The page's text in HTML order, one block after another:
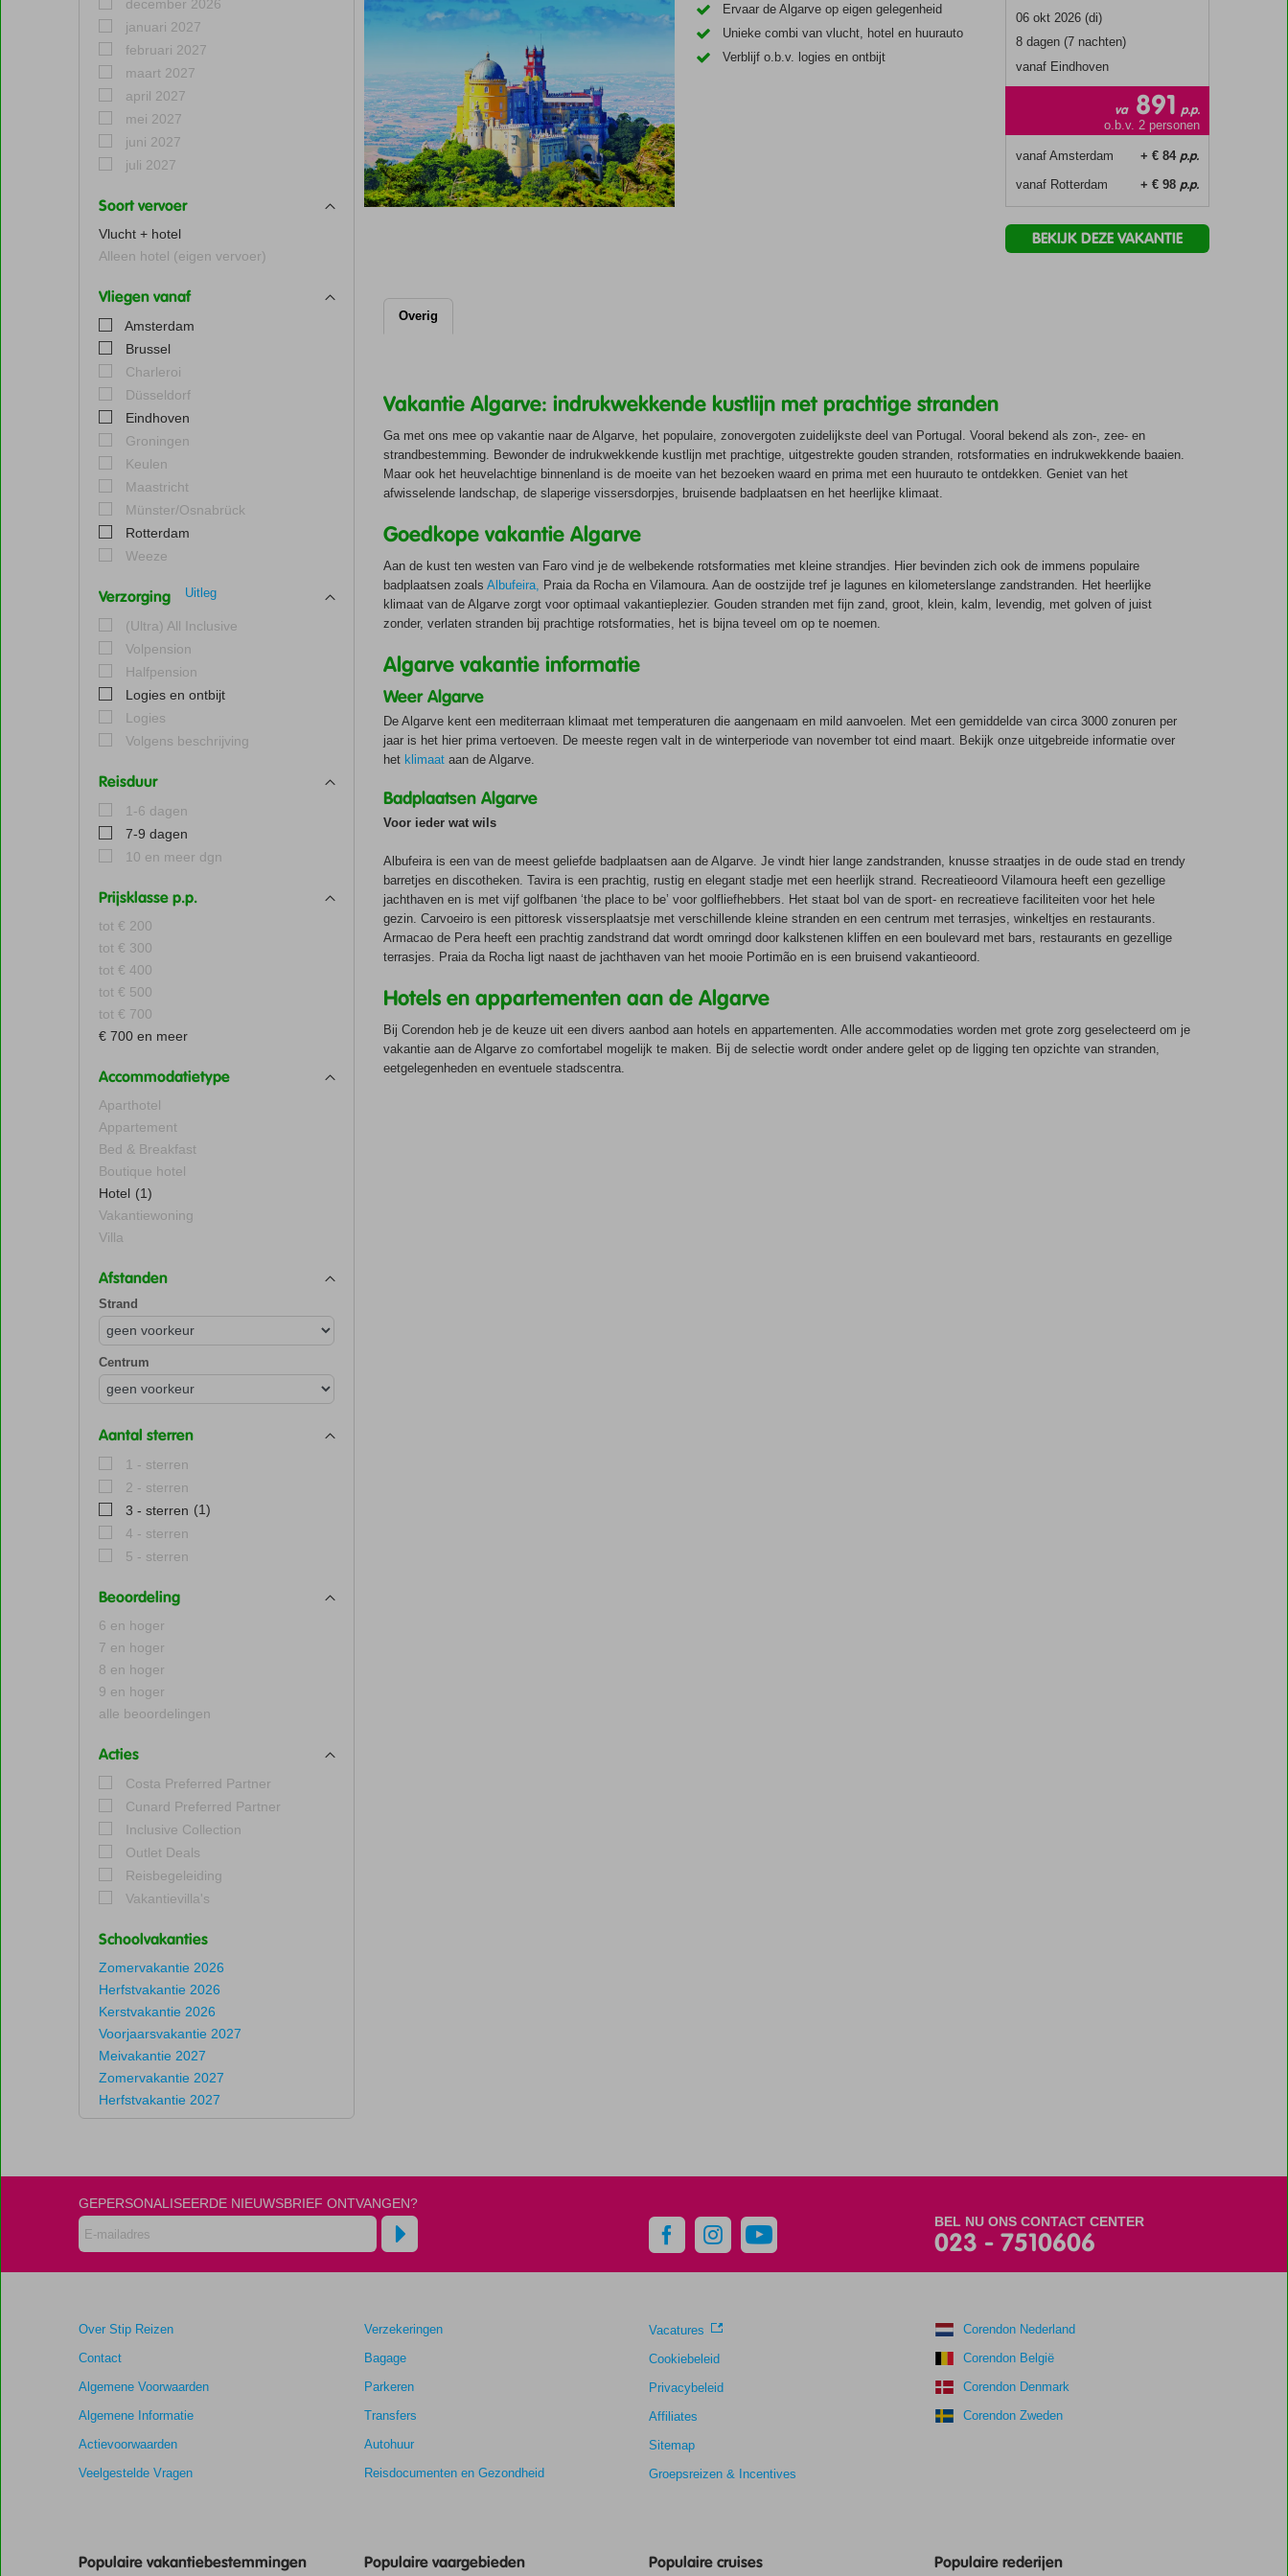
december 2026
januari 2027
februari 2027
maart 2027
april 2027
mei 2027
juni 2027
juli 2027
Soort vervoer
Vlucht + hotel
Alleen hotel (eigen vervoer)
Vliegen vanaf
Amsterdam
Brussel
Charleroi
Düsseldorf
Eindhoven
Groningen
Keulen
Maastricht
Münster/Osnabrück
Rotterdam
Weeze
Verzorging Uitleg
(Ultra) All Inclusive
Volpension
Halfpension
Logies en ontbijt
Logies
Volgens beschrijving
Reisduur
1-6 dagen
7-9 dagen
10 en meer dgn
Prijsklasse p.p.
tot € 200
tot € 300
tot € 400
tot € 500
tot € 700
€ 700 en meer
Accommodatietype
Aparthotel
Appartement
Bed & Breakfast
Boutique hotel
Hotel (1)
Vakantiewoning
Villa
Afstanden
Strand
Centrum
Aantal sterren
1 - sterren
2 - sterren
3 - sterren (1)
4 - sterren
5 - sterren
Beoordeling
6 en hoger
7 en hoger
8 en hoger
9 en hoger
alle beoordelingen
Acties
Costa Preferred Partner
Cunard Preferred Partner
Inclusive Collection
Outlet Deals
Reisbegeleiding
Vakantievilla's
Schoolvakanties
Zomervakantie 2026
Herfstvakantie 2026
Kerstvakantie 2026
Voorjaarsvakantie 2027
Meivakantie 2027
Zomervakantie 2027
Herfstvakantie 2027
Ervaar de Algarve op eigen gelegenheid
Unieke combi van vlucht, hotel en huurauto
Verblijf o.b.v. logies en ontbijt
06 okt 2026 (di)
8 dagen (7 nachten)
vanaf Eindhoven
va 891 p.p.
o.b.v. 2 personen
vanaf Amsterdam + € 84 p.p.
vanaf Rotterdam + € 98 p.p.
BEKIJK DEZE VAKANTIE
Overig
Vakantie Algarve: indrukwekkende kustlijn met prachtige stranden
Ga met ons mee op vakantie naar de Algarve, het populaire, zonovergoten zuidelijkste deel van Portugal. Vooral bekend als zon-, zee- en
strandbestemming. Bewonder de indrukwekkende kustlijn met prachtige, uitgestrekte gouden stranden, rotsformaties en indrukwekkende baaien.
Maar ook het heuvelachtige binnenland is de moeite van het bezoeken waard en prima met een huurauto te ontdekken. Geniet van het
afwisselende landschap, de slaperige vissersdorpjes, bruisende badplaatsen en het heerlijke klimaat.
Goedkope vakantie Algarve
Aan de kust ten westen van Faro vind je de welbekende rotsformaties met kleine strandjes. Hier bevinden zich ook de immens populaire
badplaatsen zoals Albufeira, Praia da Rocha en Vilamoura. Aan de oostzijde tref je lagunes en kilometerslange zandstranden. Het heerlijke
klimaat van de Algarve zorgt voor optimaal vakantieplezier. Gouden stranden met fijn zand, groot, klein, kalm, levendig, met golven of juist
zonder, verlaten stranden bij prachtige rotsformaties, het is bijna teveel om op te noemen.
Algarve vakantie informatie
Weer Algarve
De Algarve kent een mediterraan klimaat met temperaturen die aangenaam en mild aanvoelen. Met een gemiddelde van circa 3000 zonuren per
jaar is het hier prima vertoeven. De meeste regen valt in de winterperiode van november tot eind maart. Bekijk onze uitgebreide informatie over
het klimaataan de Algarve.
Badplaatsen Algarve
Voor ieder wat wils
Albufeira is een van de meest geliefde badplaatsen aan de Algarve. Je vindt hier lange zandstranden, knusse straatjes in de oude stad en trendy
barretjes en discotheken. Tavira is een prachtig, rustig en elegant stadje met een heerlijk strand. Recreatieoord Vilamoura heeft een gezellige
jachthaven en is met vijf golfbanen ‘the place to be’ voor golfliefhebbers. Het staat bol van de sport- en recreatieve faciliteiten voor het hele
gezin. Carvoeiro is een pittoresk vissersplaatsje met verschillende kleine stranden en een centrum met terrasjes, winkeltjes en restaurants.
Armacao de Pera heeft een prachtig zandstrand dat wordt omringd door kalkstenen kliffen en een boulevard met bars, restaurants en gezellige
terrasjes. Praia da Rocha ligt naast de jachthaven van het mooie Portimão en is een bruisend vakantieoord.
Hotels en appartementen aan de Algarve
Bij Corendon heb je de keuze uit een divers aanbod aan hotels en appartementen. Alle accommodaties worden met grote zorg geselecteerd om je
vakantie aan de Algarve zo comfortabel mogelijk te maken. Bij de selectie wordt onder andere gelet op de ligging ten opzichte van stranden,
eetgelegenheden en eventuele stadscentra.
BEL NU ONS CONTACT CENTER
023 - 7510606
GEPERSONALISEERDE NIEUWSBRIEF ONTVANGEN?
Over Stip Reizen
Contact
Algemene Voorwaarden
Algemene Informatie
Actievoorwaarden
Veelgestelde Vragen
Verzekeringen
Bagage
Parkeren
Transfers
Autohuur
Reisdocumenten en Gezondheid
Vacatures
Cookiebeleid
Privacybeleid
Affiliates
Sitemap
Groepsreizen & Incentives
Corendon Nederland
Corendon België
Corendon Denmark
Corendon Zweden
Populaire vakantiebestemmingen Populaire vaargebieden Populaire cruises Populaire rederijen